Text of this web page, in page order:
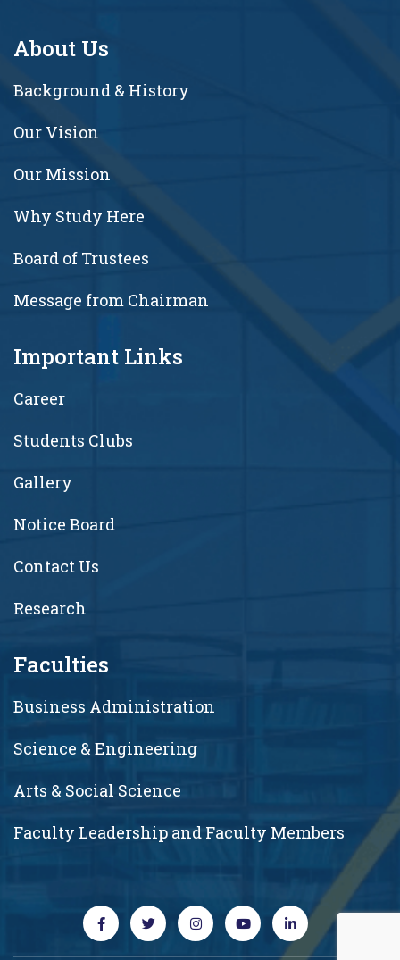
About Us
Background & History
Our Vision
Our Mission
Why Study Here
Board of Trustees
Message from Chairman
Important Links
Career
Students Clubs
Gallery
Notice Board
Contact Us
Research
Faculties
Business Administration
Science & Engineering
Arts & Social Science
Faculty Leadership and Faculty Members